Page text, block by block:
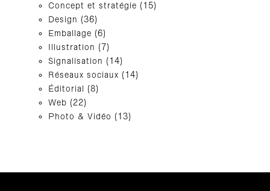
Concept et stratégie (15)
Design (36)
Emballage (6)
Illustration (7)
Signalisation (14)
Réseaux sociaux (14)
Éditorial (8)
Web (22)
Photo & Vidéo (13)